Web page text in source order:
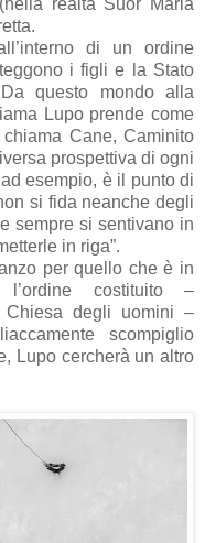
di un ordine
i figli e la Stato
questo mondo alla
Lupo prende come
Cane, Caminito
prospettiva di ogni
esempio, è il punto di
si fida neanche degli
sempre si sentivano in
in riga”.
per quello che è in
costituito –
Chiesa degli uomini –
scompiglio
Lupo cercherà un altro